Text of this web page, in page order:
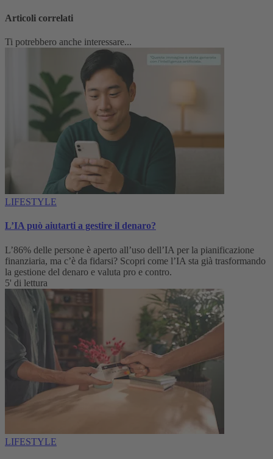
Articoli correlati
Ti potrebbero anche interessare...
LIFESTYLE
L’IA può aiutarti a gestire il denaro?
L’86% delle persone è aperto all’uso dell’IA per la pianificazione
finanziaria, ma c’è da fidarsi? Scopri come l’IA sta già trasformando
la gestione del denaro e valuta pro e contro.
5' di lettura
LIFESTYLE